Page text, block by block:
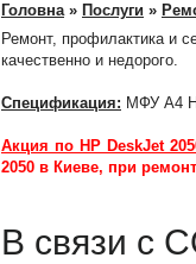
Головна» Послуги »
Ремонт, профилактика и
качественно и недорого.
Спецификация: МФУ A4
Акция по HP DeskJet
2050 в Киеве, при
В связи с